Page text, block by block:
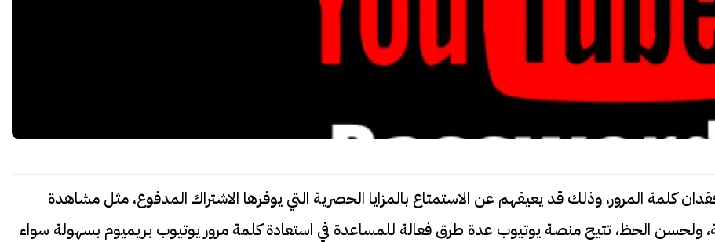
المرور، وذلك قد يعيقهم عن الاستمتاع بالمزايا الحصرية التي يوفرها الاشتراك المدفوع، مثل مشاهدة
ولحسن الحظ، تتيح منصة يوتيوب عدة طرق فعالة للمساعدة في استعادة كلمة مرور يوتيوب بريميوم بسهولة سواء